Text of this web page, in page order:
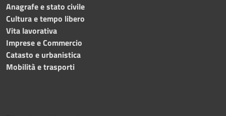
Anagrafe e stato civile
Cultura e tempo libero
Vita lavorativa
Imprese e Commercio
Catasto e urbanistica
Mobilità e trasporti